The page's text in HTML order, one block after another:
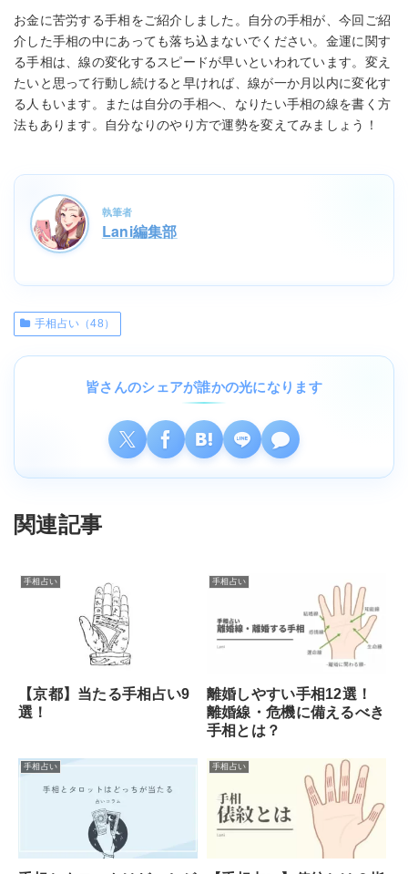
お金に苦労する手相をご紹介しました。自分の手相が、今回ご紹
介した手相の中にあっても落ち込まないでください。金運に関す
る手相は、線の変化するスピードが早いといわれています。変え
たいと思って行動し続けると早ければ、線が一か月以内に変化す
る人もいます。または自分の手相へ、なりたい手相の線を書く方
法もあります。自分なりのやり方で運勢を変えてみましょう！
執筆者
Lani編集部
手相占い（48）
皆さんのシェアが誰かの光になります
関連記事
手相占い
【京都】当たる手相占い9
選！
手相占い
離婚しやすい手相12選！
離婚線・危機に備えるべき
手相とは？
手相占い 手相占い